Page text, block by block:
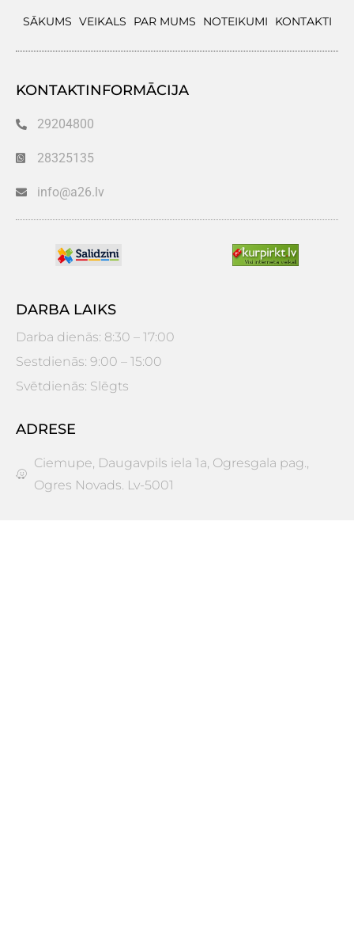
SĀKUMS VEIKALS PAR MUMS NOTEIKUMI KONTAKTI
KONTAKTINFORMĀCIJA
29204800
28325135
info@a26.lv
DARBA LAIKS
Darba dienās: 8:30 – 17:00
Sestdienās: 9:00 – 15:00
Svētdienās: Slēgts
ADRESE
Ciemupe, Daugavpils iela 1a, Ogresgala pag.,
Ogres Novads. Lv-5001